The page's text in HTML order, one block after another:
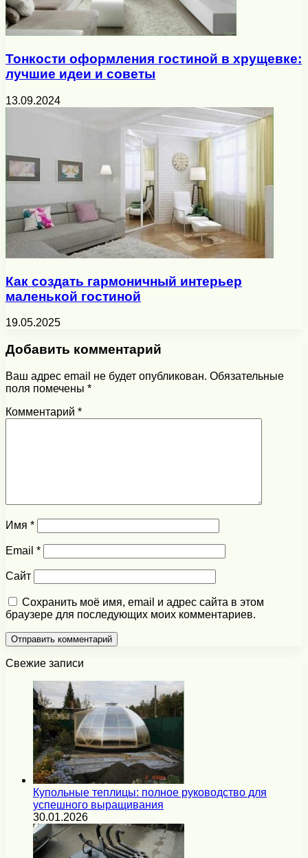
Тонкости оформления гостиной в хрущевке:
лучшие идеи и советы
13.09.2024
Как создать гармоничный интерьер
маленькой гостиной
19.05.2025
Добавить комментарий
Ваш адрес email не будет опубликован. Обязательные
поля помечены *
Комментарий *
Имя *
Email *
Сайт
Сохранить моё имя, email и адрес сайта в этом
браузере для последующих моих комментариев.
Свежие записи
Купольные теплицы: полное руководство для
успешного выращивания
30.01.2026